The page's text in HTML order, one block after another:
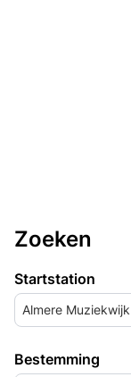
Zoeken
Startstation
Almere Muziekwijk
Bestemming